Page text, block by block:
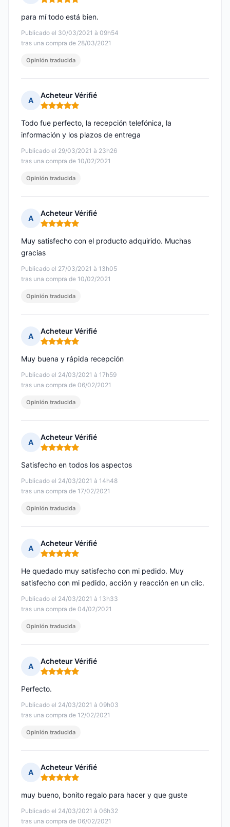
Nota: 5 de 5
Publicado el 30/03/2021 à 09h54
tras una compra de 28/03/2021
para mí todo está bien.
Opinión traducida
A
Acheteur Vérifié
Nota: 5 de 5
Publicado el 29/03/2021 à 23h26
tras una compra de 10/02/2021
Todo fue perfecto, la recepción telefónica, la
información y los plazos de entrega
Opinión traducida
A
Acheteur Vérifié
Nota: 5 de 5
Publicado el 27/03/2021 à 13h05
tras una compra de 10/02/2021
Muy satisfecho con el producto adquirido. Muchas
gracias
Opinión traducida
A
Acheteur Vérifié
Nota: 5 de 5
Publicado el 24/03/2021 à 17h59
tras una compra de 06/02/2021
Muy buena y rápida recepción
Opinión traducida
A
Acheteur Vérifié
Nota: 5 de 5
Publicado el 24/03/2021 à 14h48
tras una compra de 17/02/2021
Satisfecho en todos los aspectos
Opinión traducida
A
Acheteur Vérifié
Nota: 5 de 5
Publicado el 24/03/2021 à 13h33
tras una compra de 04/02/2021
He quedado muy satisfecho con mi pedido. Muy
satisfecho con mi pedido, acción y reacción en un clic.
Opinión traducida
A
Acheteur Vérifié
Nota: 5 de 5
Publicado el 24/03/2021 à 09h03
tras una compra de 12/02/2021
Perfecto.
Opinión traducida
A
Acheteur Vérifié
Nota: 5 de 5
Publicado el 24/03/2021 à 06h32
tras una compra de 06/02/2021
muy bueno, bonito regalo para hacer y que guste